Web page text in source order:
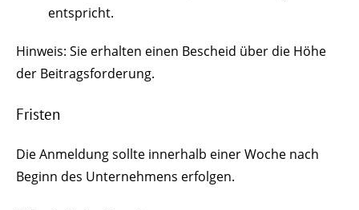
entspricht.
Hinweis: Sie erhalten einen Bescheid über die Höhe
der Beitragsforderung.
Fristen
Die Anmeldung sollte innerhalb einer Woche nach
Beginn des Unternehmens erfolgen.